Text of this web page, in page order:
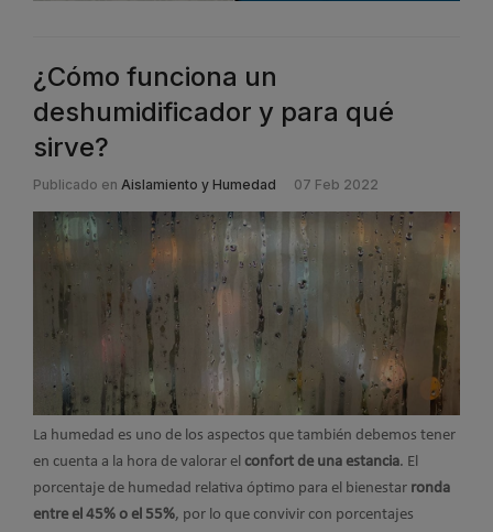
¿Cómo funciona un
deshumidificador y para qué
sirve?
Publicado en Aislamiento y Humedad 07 Feb 2022
La humedad es uno de los aspectos que también debemos tener
en cuenta a la hora de valorar el confort de una estancia. El
porcentaje de humedad relativa óptimo para el bienestar ronda
entre el 45% o el 55%, por lo que convivir con porcentajes